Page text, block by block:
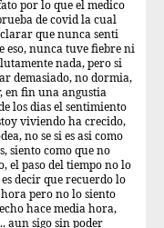
por lo que el medico
de covid la cual
que nunca senti
eso, nunca tuve fiebre ni
nada, pero si
demasiado, no dormia,
en fin una angustia
los dias el sentimiento
viviendo ha crecido,
no se si es asi como
siento como que no
el paso del tiempo no lo
decir que recuerdo lo
pero no lo siento
hace media hora,
aun sigo sin poder